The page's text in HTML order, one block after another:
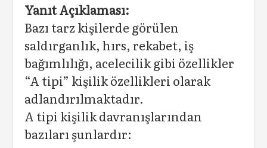
Yanıt Açıklaması:
Bazı tarz kişilerde görülen
saldırganlık, hırs, rekabet, iş
bağımlılığı, acelecilik gibi özellikler
“A tipi” kişilik özellikleri olarak
adlandırılmaktadır.
A tipi kişilik davranışlarından
bazıları şunlardır: